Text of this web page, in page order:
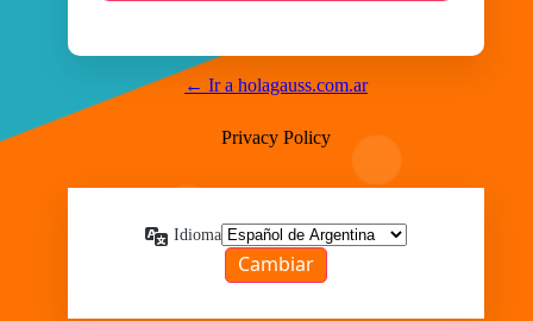
← Ir a holagauss.com.ar
Privacy Policy
Idioma